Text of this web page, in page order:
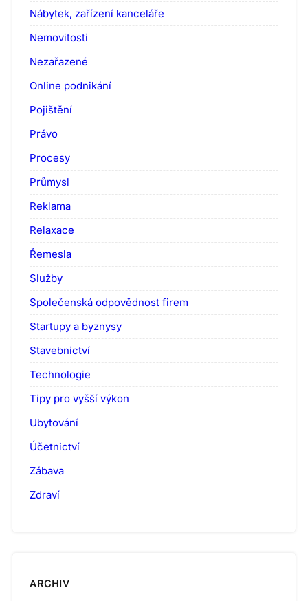
Nábytek, zařízení kanceláře
Nemovitosti
Nezařazené
Online podnikání
Pojištění
Právo
Procesy
Průmysl
Reklama
Relaxace
Řemesla
Služby
Společenská odpovědnost firem
Startupy a byznysy
Stavebnictví
Technologie
Tipy pro vyšší výkon
Ubytování
Účetnictví
Zábava
Zdraví
ARCHIV